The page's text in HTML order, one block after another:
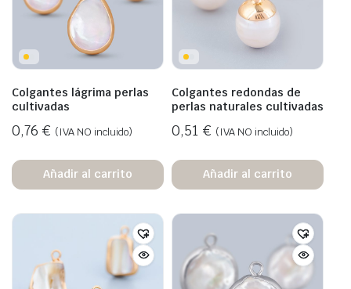
Colgantes lágrima perlas
cultivadas
0,76 € (IVA NO incluido)
Añadir al carrito
Colgantes redondas de
perlas naturales cultivadas
0,51 € (IVA NO incluido)
Añadir al carrito